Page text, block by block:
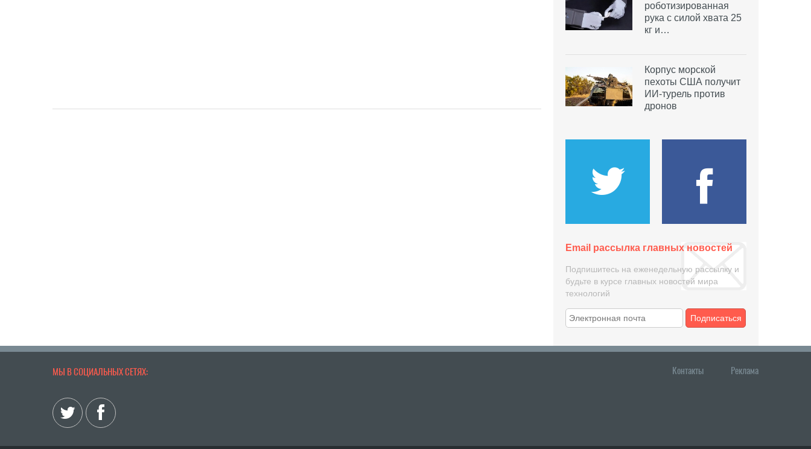
роботизированная
рука с силой хвата 25
кг и…
Корпус морской
пехоты США получит
ИИ-турель против
дронов
Email рассылка главных новостей
Подпишитесь на еженедельную рассылку и
будьте в курсе главных новостей мира
технологий
Подписаться
МЫ В СОЦИАЛЬНЫХ СЕТЯХ: Контакты Реклама